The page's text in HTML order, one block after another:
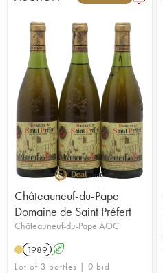
Châteauneuf-du-Pape
Domaine de Saint Préfert
Châteauneuf-du-Pape AOC
1989 A
Lot of 3 bottles | 0 bid